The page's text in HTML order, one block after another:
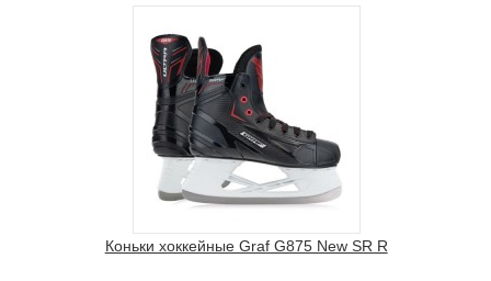
Коньки хоккейные Graf G875 New SR R